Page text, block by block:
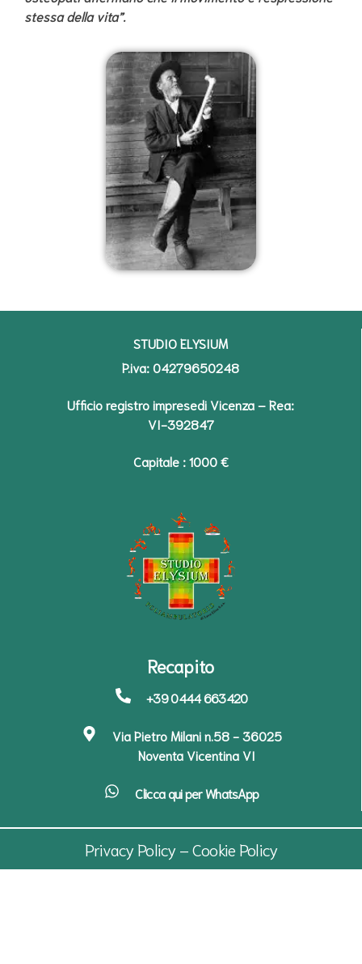
stessa della vita”.
STUDIO ELYSIUM
P.iva: 04279650248
Ufficio registro impresedi Vicenza – Rea:
VI-392847
Capitale : 1000 €
Recapito
+39 0444 663420
Via Pietro Milani n.58 - 36025
Noventa Vicentina VI
Clicca qui per WhatsApp
Privacy Policy – Cookie Policy